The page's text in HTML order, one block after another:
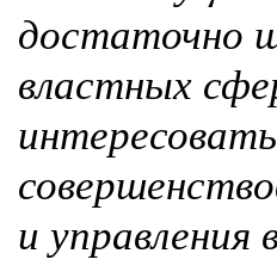
достаточно
властных
и управления